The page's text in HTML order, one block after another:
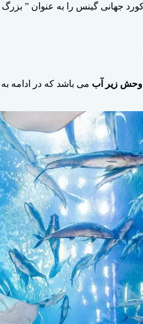
جهانی گینس را به عنوان ” بزرگ
وحش زیر آب می باشد که در ادامه